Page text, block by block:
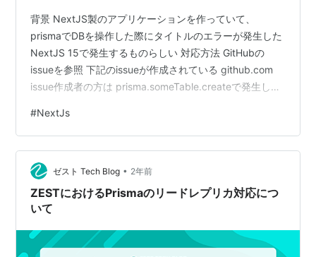
背景 NextJS製のアプリケーションを作っていて、
prismaでDBを操作した際にタイトルのエラーが発生した
NextJS 15で発生するものらしい 対応方法 GitHubの
issueを参照 下記のissueが作成されている github.com
issue作成者の方は prisma.someTable.createで発生した
発生した もしかしたら他のメソッドでも発生するのかも
解決方法 参考情報 To temporarily work around this
issue, you need to remove t…
#NextJs
ゼスト Tech Blog • 2年前
ZESTにおけるPrismaのリードレプリカ対応につ
いて